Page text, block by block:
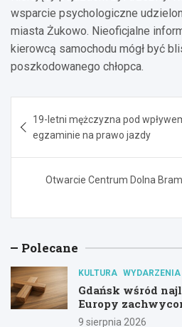
wsparcie psychologiczne
miasta Żukowo. Nieoficjalne
kierowcą samochodu mógł być
poszkodowanego chłopca.
wpisu
19-letni mężczyzna pod
egzaminie na prawo jazdy
Otwarcie Centrum Dolna
Polecane
KULTURA WYDARZENIA
Gdańsk wśród
Europy
kościoła św.
9 sierpnia 2026